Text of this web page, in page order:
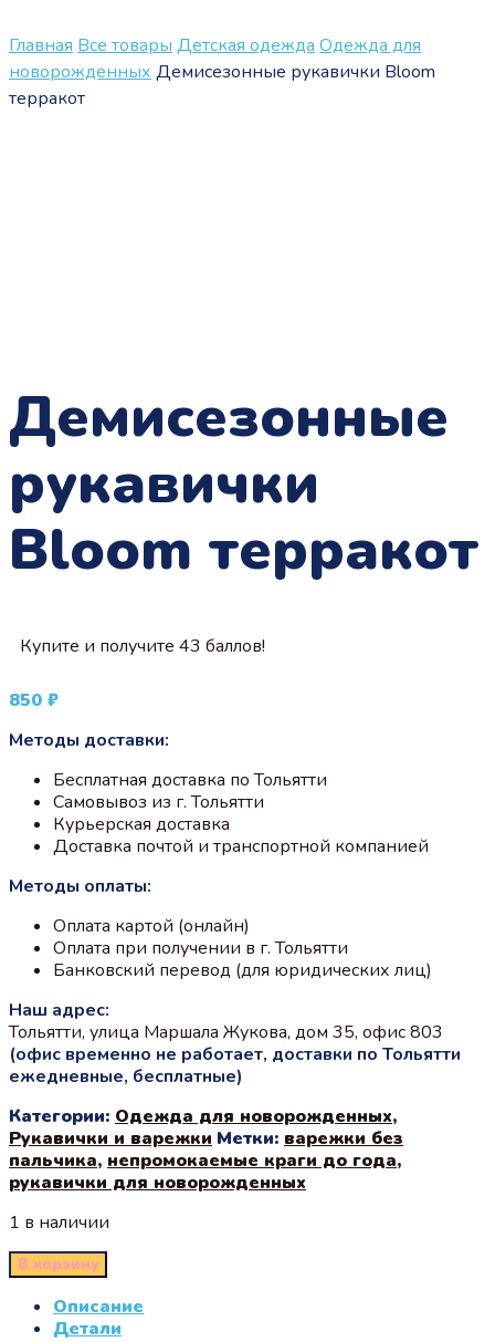
Главная Все товары Детская одежда Одежда для
новорожденных Демисезонные рукавички Bloom
терракот
Демисезонные
рукавички
Bloom терракот
Купите и получите 43 баллов!
850 ₽
Методы доставки:
Бесплатная доставка по Тольятти
Самовывоз из г. Тольятти
Курьерская доставка
Доставка почтой и транспортной компанией
Методы оплаты:
Оплата картой (онлайн)
Оплата при получении в г. Тольятти
Банковский перевод (для юридических лиц)
Наш адрес:
Тольятти, улица Маршала Жукова, дом 35, офис 803
(офис временно не работает, доставки по Тольятти
ежедневные, бесплатные)
Категории: Одежда для новорожденных,
Рукавички и варежки Метки: варежки без
пальчика, непромокаемые краги до года,
рукавички для новорожденных
1 в наличии
В корзину
Описание
Детали